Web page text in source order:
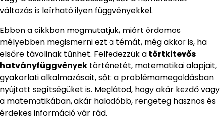
változás is leírható ilyen függvényekkel.
Ebben a cikkben megmutatjuk, miért érdemes
mélyebben megismerni ezt a témát, még akkor is, ha
elsőre távolinak tűnhet. Felfedezzük a törtkitevős
hatványfüggvények történetét, matematikai alapjait,
gyakorlati alkalmazásait, sőt: a problémamegoldásban
nyújtott segítségüket is. Meglátod, hogy akár kezdő vagy
a matematikában, akár haladóbb, rengeteg hasznos és
érdekes információ vár rád.